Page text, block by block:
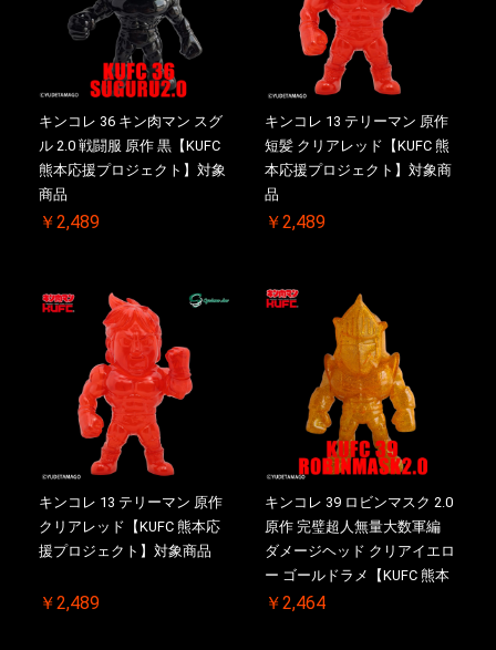
キンコレ 36 キン肉マン スグ
ル 2.0 戦闘服 原作 黒【KUFC
熊本応援プロジェクト】対象
商品
￥2,489
キンコレ 13 テリーマン 原作
短髪 クリアレッド【KUFC 熊
本応援プロジェクト】対象商
品
￥2,489
キンコレ 13 テリーマン 原作
クリアレッド【KUFC 熊本応
援プロジェクト】対象商品
￥2,489
キンコレ 39 ロビンマスク 2.0
原作 完璧超人無量大数軍編
ダメージヘッド クリアイエロ
ー ゴールドラメ【KUFC 熊本
応援プロジェクト】対象商品
￥2,464